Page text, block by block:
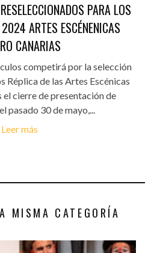
PARA LOS
ARTES ESCÉNENICAS
CANARIAS
competirá por la selección
Réplica de las Artes Escénicas
el cierre de presentación de
pasado 30 de mayo,...
Leer más
MISMA CATEGORÍA